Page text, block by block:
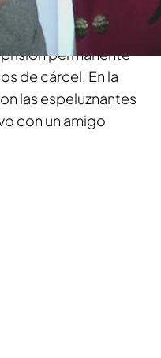
declare en el
acusación
permanente
de cárcel. En la
las espeluznantes
con un amigo